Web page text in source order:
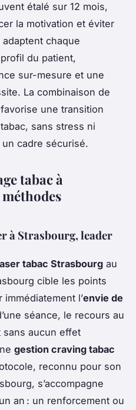
étalé sur 12 mois,
la motivation et éviter
chaque
du patient,
sur-mesure et une
La combinaison de
une transition
sans stress ni
cadre sécurisé.
tabac à
à Strasbourg, leader
tabac Strasbourg au
cible les points
l’envie de
séance, le recours au
sans aucun effet
gestion craving tabac
reconnu pour son
s’accompagne
an : un renforcement ou